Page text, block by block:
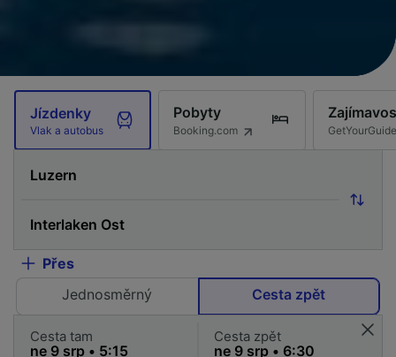
Jízdenky
Vlak a autobus
Pobyty
Booking.com GetYourGuide
Přes
Jednosměrný
Cesta zpět
Cesta tam Cesta zpět